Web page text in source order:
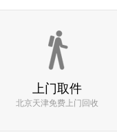
上门取件
北京天津免费上门回收